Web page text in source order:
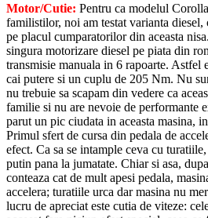
Motor/Cutie: Pentru ca modelul
familistilor, noi am testat varianta diesel,
pe placul cumparatorilor din aceasta
singura motorizare diesel pe piata din
transmisie manuala in 6 rapoarte. Astfel
cai putere si un cuplu de 205 Nm. Nu
nu trebuie sa scapam din vedere ca
familie si nu are nevoie de performante
parut un pic ciudata in aceasta masina,
Primul sfert de cursa din pedala de
efect. Ca sa se intample ceva cu
putin pana la jumatate. Chiar si asa,
conteaza cat de mult apesi pedala,
accelera; turatiile urca dar masina nu
lucru de apreciat este cutia de viteze: